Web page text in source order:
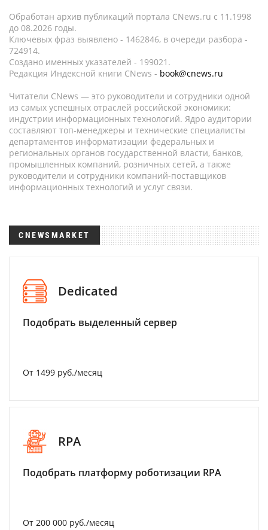
Обработан архив публикаций портала CNews.ru c 11.1998
до 08.2026 годы.
Ключевых фраз выявлено - 1462846, в очереди разбора -
724914.
Создано именных указателей - 199021.
Редакция Индексной книги CNews - book@cnews.ru
Читатели CNews — это руководители и сотрудники одной
из самых успешных отраслей российской экономики:
индустрии информационных технологий. Ядро аудитории
составляют топ-менеджеры и технические специалисты
департаментов информатизации федеральных и
региональных органов государственной власти, банков,
промышленных компаний, розничных сетей, а также
руководители и сотрудники компаний-поставщиков
информационных технологий и услуг связи.
CNEWSMARKET
Dedicated
Подобрать выделенный сервер
От 1499 руб./месяц
RPA
Подобрать платформу роботизации RPA
От 200 000 руб./месяц